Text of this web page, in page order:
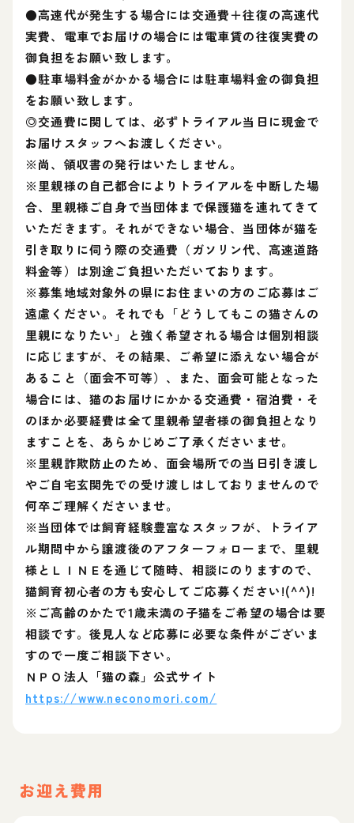
●高速代が発生する場合には交通費＋往復の高速代
実費、電車でお届けの場合には電車賃の往復実費の
御負担をお願い致します。
●駐車場料金がかかる場合には駐車場料金の御負担
をお願い致します。
◎交通費に関しては、必ずトライアル当日に現金で
お届けスタッフへお渡しください。
※尚、領収書の発行はいたしません。
※里親様の自己都合によりトライアルを中断した場
合、里親様ご自身で当団体まで保護猫を連れてきて
いただきます。それができない場合、当団体が猫を
引き取りに伺う際の交通費（ガソリン代、高速道路
料金等）は別途ご負担いただいております。
※募集地域対象外の県にお住まいの方のご応募はご
遠慮ください。それでも「どうしてもこの猫さんの
里親になりたい」と強く希望される場合は個別相談
に応じますが、その結果、ご希望に添えない場合が
あること（面会不可等）、また、面会可能となった
場合には、猫のお届けにかかる交通費・宿泊費・そ
のほか必要経費は全て里親希望者様の御負担となり
ますことを、あらかじめご了承くださいませ。
※里親詐欺防止のため、面会場所での当日引き渡し
やご自宅玄関先での受け渡しはしておりませんので
何卒ご理解くださいませ。
※当団体では飼育経験豊富なスタッフが、トライア
ル期間中から譲渡後のアフターフォローまで、里親
様とＬＩＮＥを通じて随時、相談にのりますので、
猫飼育初心者の方も安心してご応募ください!(^^)!
※ご高齢のかたで1歳未満の子猫をご希望の場合は要
相談です。後見人など応募に必要な条件がございま
すので一度ご相談下さい。
ＮＰＯ法人「猫の森」公式サイト
https://www.neconomori.com/
お迎え費用